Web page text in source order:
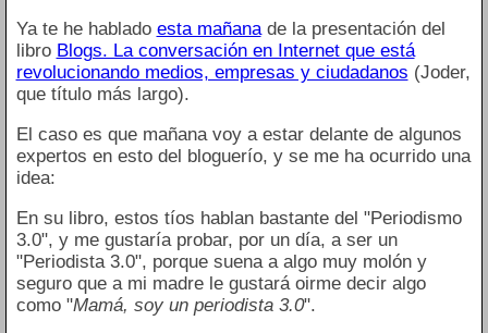
Ya te he hablado esta mañanade la presentación del
libro Blogs. La conversación en Internet que está
revolucionando medios, empresas y ciudadanos (Joder,
que título más largo).
El caso es que mañana voy a estar delante de algunos
expertos en esto del bloguerío, y se me ha ocurrido una
idea:
En su libro, estos tíos hablan bastante del "Periodismo
3.0", y me gustaría probar, por un día, a ser un
"Periodista 3.0", porque suena a algo muy molón y
seguro que a mi madre le gustará oirme decir algo
como "Mamá, soy un periodista 3.0".